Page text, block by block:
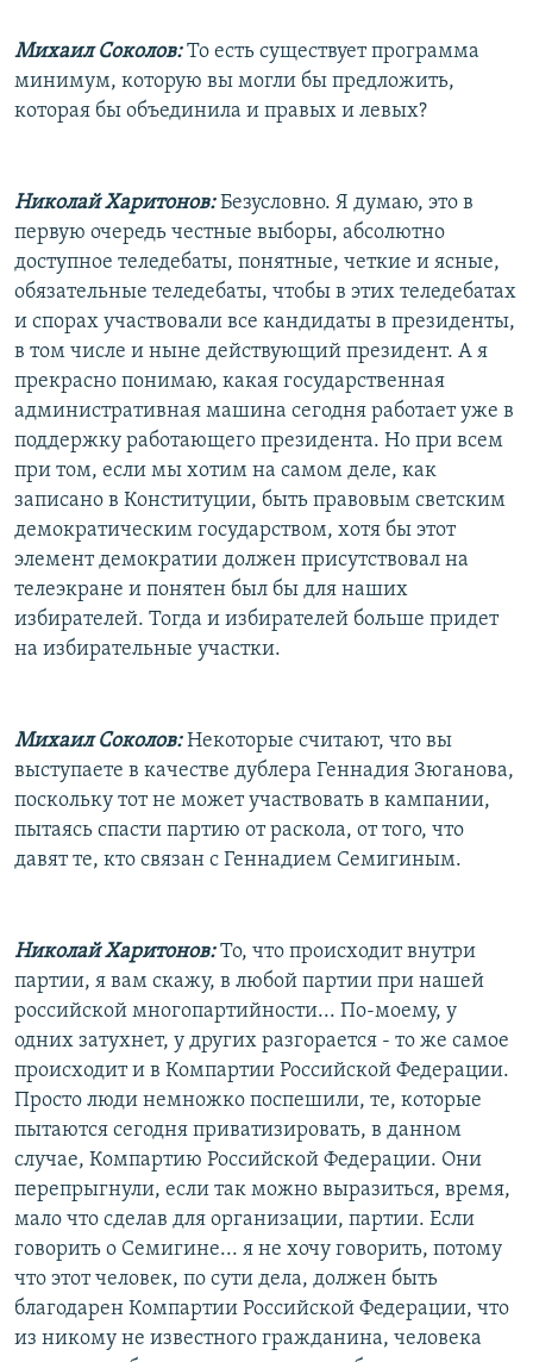
Михаил Соколов:То есть существует программа
минимум, которую вы могли бы предложить,
которая бы объединила и правых и левых?
Николай Харитонов:Безусловно. Я думаю, это в
первую очередь честные выборы, абсолютно
доступное теледебаты, понятные, четкие и ясные,
обязательные теледебаты, чтобы в этих теледебатах
и спорах участвовали все кандидаты в президенты,
в том числе и ныне действующий президент. А я
прекрасно понимаю, какая государственная
административная машина сегодня работает уже в
поддержку работающего президента. Но при всем
при том, если мы хотим на самом деле, как
записано в Конституции, быть правовым светским
демократическим государством, хотя бы этот
элемент демократии должен присутствовал на
телеэкране и понятен был бы для наших
избирателей. Тогда и избирателей больше придет
на избирательные участки.
Михаил Соколов:Некоторые считают, что вы
выступаете в качестве дублера Геннадия Зюганова,
поскольку тот не может участвовать в кампании,
пытаясь спасти партию от раскола, от того, что
давят те, кто связан с Геннадием Семигиным.
Николай Харитонов:То, что происходит внутри
партии, я вам скажу, в любой партии при нашей
российской многопартийности... По-моему, у
одних затухнет, у других разгорается - то же самое
происходит и в Компартии Российской Федерации.
Просто люди немножко поспешили, те, которые
пытаются сегодня приватизировать, в данном
случае, Компартию Российской Федерации. Они
перепрыгнули, если так можно выразиться, время,
мало что сделав для организации, партии. Если
говорить о Семигине... я не хочу говорить, потому
что этот человек, по сути дела, должен быть
благодарен Компартии Российской Федерации, что
из никому не известного гражданина, человека